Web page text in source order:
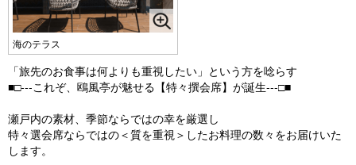
海のテラス
「旅先のお食事は何よりも重視したい」という方を唸らす
■□---これぞ、鴎風亭が魅せる【特々撰会席】が誕生---□■
瀬戸内の素材、季節ならではの幸を厳選し
特々選会席ならではの＜質を重視＞したお料理の数々をお届けいた
します。